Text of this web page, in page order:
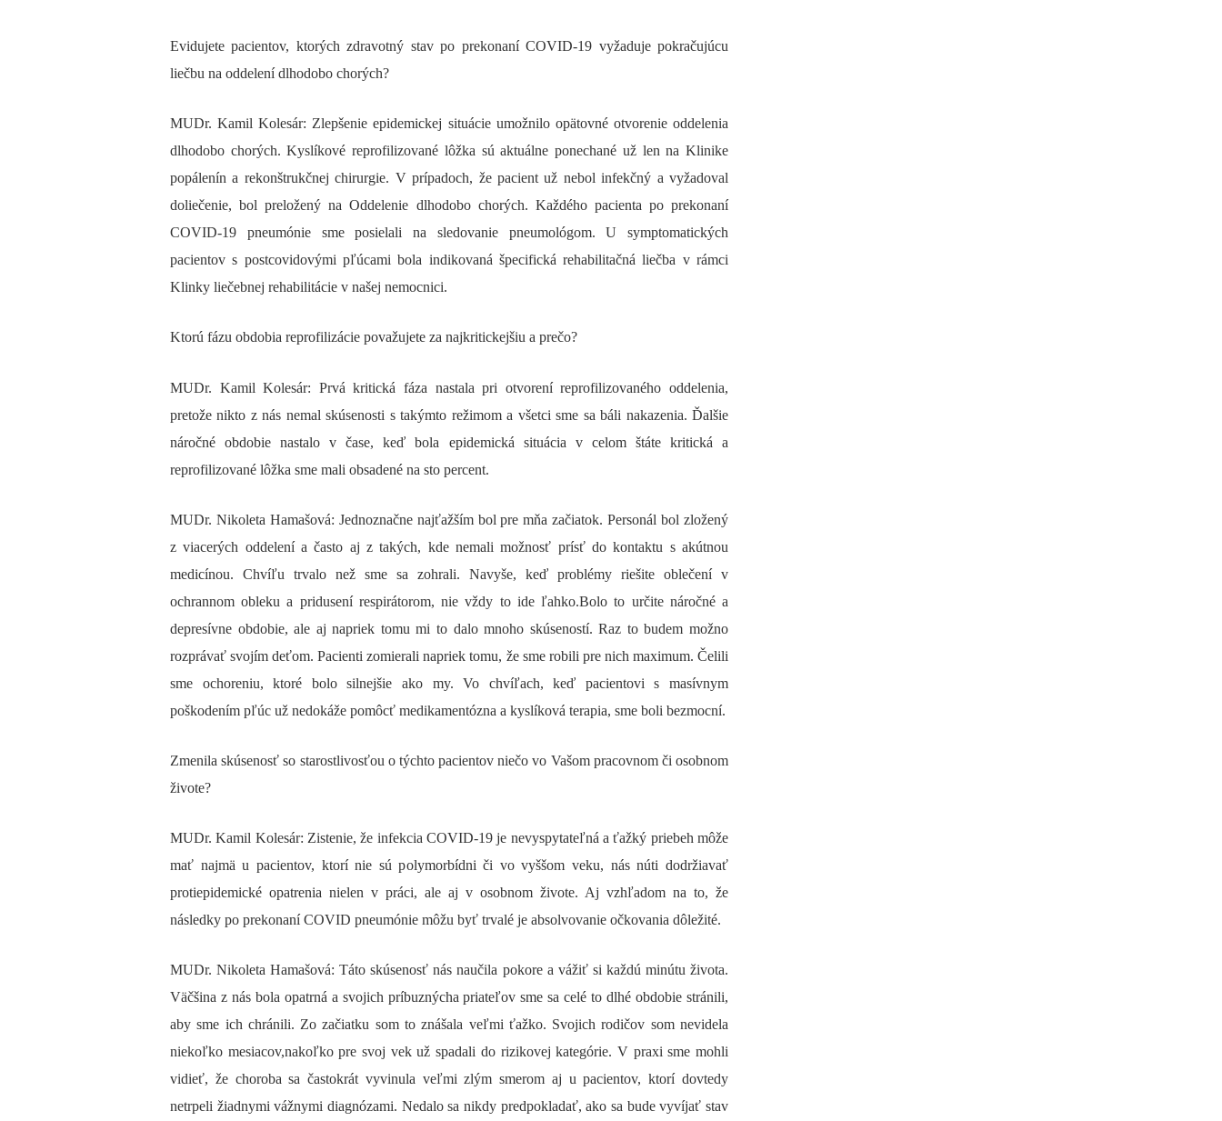
Evidujete pacientov, ktorých zdravotný stav po prekonaní COVID-19 vyžaduje pokračujúcu
liečbu na oddelení dlhodobo chorých?
MUDr. Kamil Kolesár: Zlepšenie epidemickej situácie umožnilo opätovné otvorenie oddelenia
dlhodobo chorých. Kyslíkové reprofilizované lôžka sú aktuálne ponechané už len na Klinike
popálenín a rekonštrukčnej chirurgie. V prípadoch, že pacient už nebol infekčný a vyžadoval
doliečenie, bol preložený na Oddelenie dlhodobo chorých. Každého pacienta po prekonaní
COVID-19 pneumónie sme posielali na sledovanie pneumológom. U symptomatických
pacientov s postcovidovými pľúcami bola indikovaná špecifická rehabilitačná liečba v rámci
Klinky liečebnej rehabilitácie v našej nemocnici.
Ktorú fázu obdobia reprofilizácie považujete za najkritickejšiu a prečo?
MUDr. Kamil Kolesár: Prvá kritická fáza nastala pri otvorení reprofilizovaného oddelenia,
pretože nikto z nás nemal skúsenosti s takýmto režimom a všetci sme sa báli nakazenia. Ďalšie
náročné obdobie nastalo v čase, keď bola epidemická situácia v celom štáte kritická a
reprofilizované lôžka sme mali obsadené na sto percent.
MUDr. Nikoleta Hamašová: Jednoznačne najťažším bol pre mňa začiatok. Personál bol zložený
z viacerých oddelení a často aj z takých, kde nemali možnosť prísť do kontaktu s akútnou
medicínou. Chvíľu trvalo než sme sa zohrali. Navyše, keď problémy riešite oblečení v
ochrannom obleku a pridusení respirátorom, nie vždy to ide ľahko.Bolo to určite náročné a
depresívne obdobie, ale aj napriek tomu mi to dalo mnoho skúseností. Raz to budem možno
rozprávať svojím deťom. Pacienti zomierali napriek tomu, že sme robili pre nich maximum. Čelili
sme ochoreniu, ktoré bolo silnejšie ako my. Vo chvíľach, keď pacientovi s masívnym
poškodením pľúc už nedokáže pomôcť medikamentózna a kyslíková terapia, sme boli bezmocní.
Zmenila skúsenosť so starostlivosťou o týchto pacientov niečo vo Vašom pracovnom či osobnom
živote?
MUDr. Kamil Kolesár: Zistenie, že infekcia COVID-19 je nevyspytateľná a ťažký priebeh môže
mať najmä u pacientov, ktorí nie sú polymorbídni či vo vyššom veku, nás núti dodržiavať
protiepidemické opatrenia nielen v práci, ale aj v osobnom živote. Aj vzhľadom na to, že
následky po prekonaní COVID pneumónie môžu byť trvalé je absolvovanie očkovania dôležité.
MUDr. Nikoleta Hamašová: Táto skúsenosť nás naučila pokore a vážiť si každú minútu života.
Väčšina z nás bola opatrná a svojich príbuznýcha priateľov sme sa celé to dlhé obdobie stránili,
aby sme ich chránili. Zo začiatku som to znášala veľmi ťažko. Svojich rodičov som nevidela
niekoľko mesiacov,nakoľko pre svoj vek už spadali do rizikovej kategórie. V praxi sme mohli
vidieť, že choroba sa častokrát vyvinula veľmi zlým smerom aj u pacientov, ktorí dovtedy
netrpeli žiadnymi vážnymi diagnózami. Nedalo sa nikdy predpokladať, ako sa bude vyvíjať stav